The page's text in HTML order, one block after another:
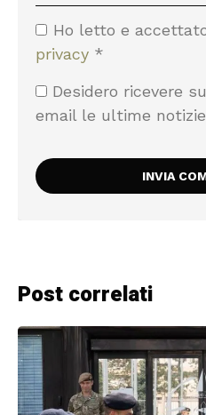
Ho letto e
privacy *
Desidero ricevere
email le ultime notizie
Post correlati